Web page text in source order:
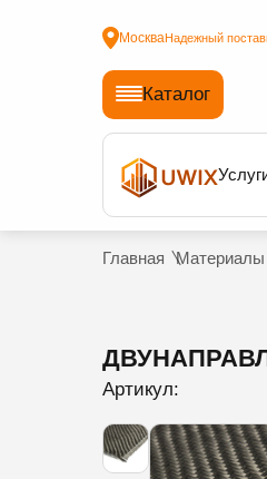
МоскваНадежный
Каталог
Главная Материалы
Артикул: